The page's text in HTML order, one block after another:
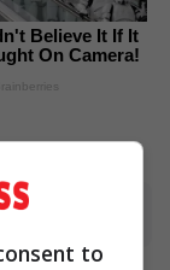
Believe It If It
On Camera!
to